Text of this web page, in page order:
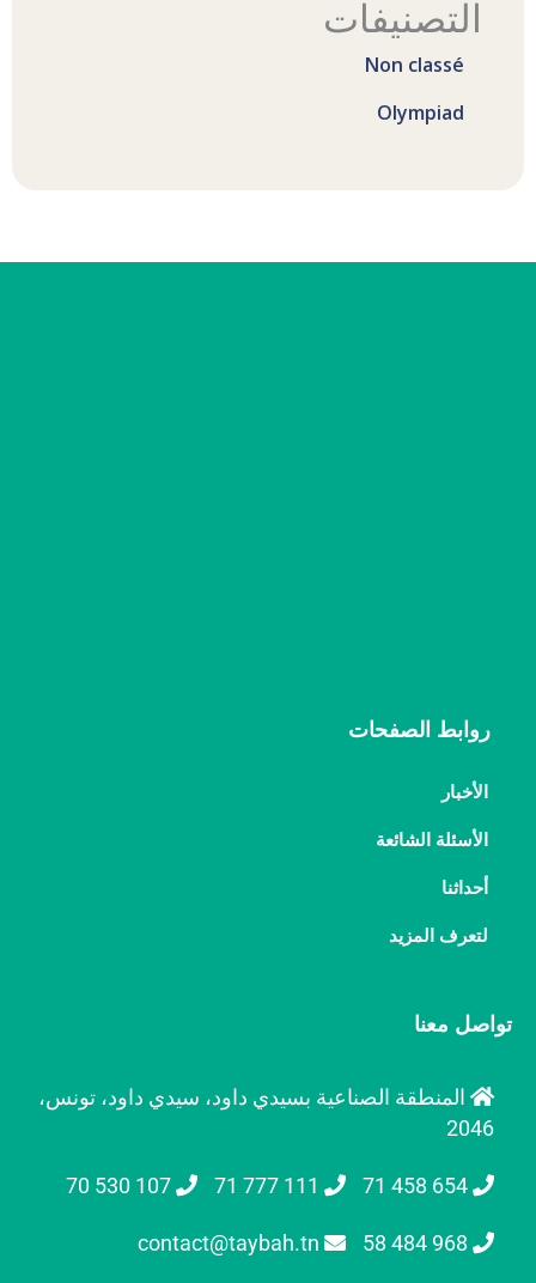
التصنيفات
Non classé
Olympiad
روابط الصفحات
الأخبار
الأسئلة الشائعة
أحداثنا
لتعرف المزيد
تواصل معنا
المنطقة الصناعية بسيدي داود، سيدي داود، تونس،
2046
654 458 71
111 777 71
107 530 70
968 484 58
contact@taybah.tn